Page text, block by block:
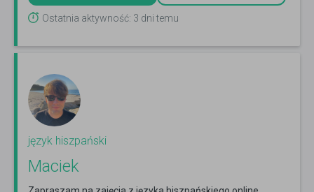
Ostatnia aktywność: 3 dni temu
język hiszpański
Maciek